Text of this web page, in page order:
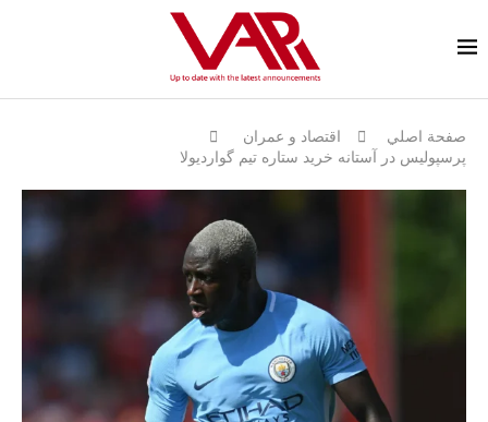
صفحة اصلي
اقتصاد و عمران
پرسپولیس در آستانه خرید ستاره تیم گواردیولا